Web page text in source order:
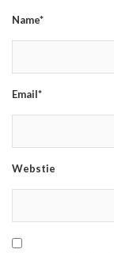
Name*
Email*
Webstie